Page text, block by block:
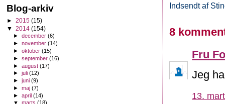
Indsendt af
8
Fru
Jeg
13.
Blog-arkiv
► 2015 (15)
▼ 2014 (154)
►december(6)
►november(14)
►oktober(15)
►september(16)
►august(17)
►juli(12)
►juni(9)
►maj(7)
►april(14)
▼marts(18)